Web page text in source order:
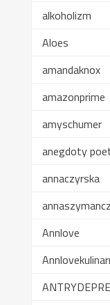
alkoholizm
Aloes
amandaknox
amazonprime
amyschumer
anegdoty
annaczyrska
Annlove